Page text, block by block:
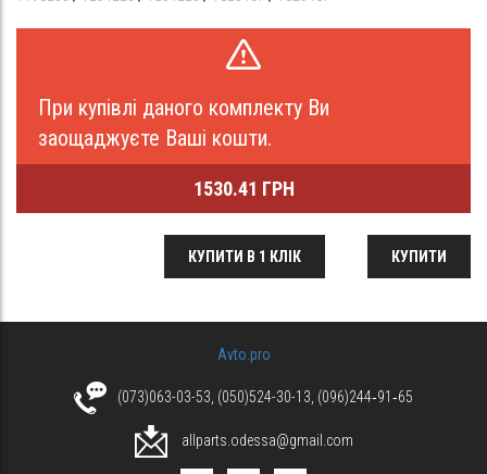
При купівлі даного комплекту Ви
заощаджуєте Ваші кошти.
1530.41 ГРН
КУПИТИ
КУПИТИ В 1 КЛІК
Avto.pro
(073)063-03-53, (050)524-30-13, (096)244‑91‑65
allparts.odessa@gmail.com